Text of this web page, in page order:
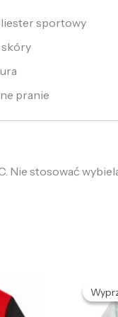
sportowy
skóry
pranie
Nie stosować